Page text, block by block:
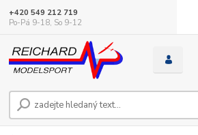
+420 549 212 719
Po-Pá 9-18, So 9-12